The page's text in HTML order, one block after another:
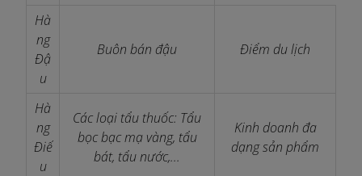
Hà
ng
Đậ
u
Buôn bán đậu Điểm du lịch
Hà
ng
Điế
u
Các loại tẩu thuốc: Tẩu
bọc bạc mạ vàng, tẩu
bát, tẩu nước,...
Kinh doanh đa
dạng sản phẩm